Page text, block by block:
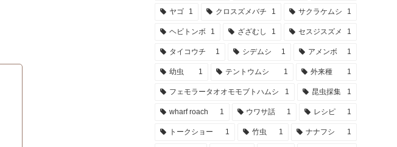
ヤゴ 1 クロスズメバチ 1 サクラケムシ 1
ヘビトンボ 1 ざざむし 1 セスジスズメ 1
タイコウチ 1 シデムシ 1 アメンボ 1
幼虫 1 テントウムシ 1 外来種 1
フェモラータオオモモブトハムシ 1 昆虫採集 1
wharf roach 1 ウワサ話 1 レシピ 1
トークショー 1 竹虫 1 ナナフシ 1